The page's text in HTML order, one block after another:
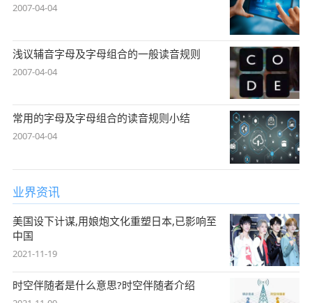
2007-04-04
浅议辅音字母及字母组合的一般读音规则
2007-04-04
常用的字母及字母组合的读音规则小结
2007-04-04
业界资讯
美国设下计谋,用娘炮文化重塑日本,已影响至
中国
2021-11-19
时空伴随者是什么意思?时空伴随者介绍